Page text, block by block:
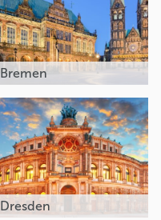
Bremen
Dresden